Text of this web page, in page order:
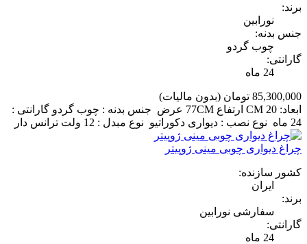
برند:
نورابین
جنس بدنه:
چوب گردو
گارانتی:
24 ماه
85,300,000 تومان
(بدون مالیات)
ابعاد: 20 CM ارتفاع 77CM عرض جنس بدنه : چوب گردو گارانتی :
24 ماه نوع نصب : دیواری دکوراتیو نوع مبدل : 12 ولت ترانس دار
چراغ دیواری چوبی مینی ژوپیتر
کشور سازنده:
ایران
برند:
سفارشی نورابین
گارانتی:
24 ماه